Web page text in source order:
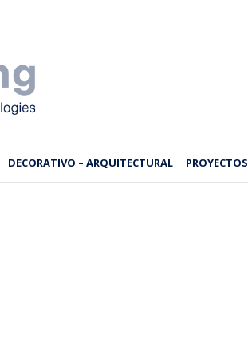
DECORATIVO – ARQUITECTURAL PROYECTOS